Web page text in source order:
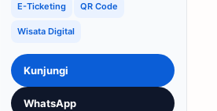
E-Ticketing QR Code
Wisata Digital
Kunjungi
WhatsApp